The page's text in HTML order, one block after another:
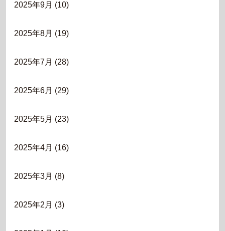
2025年9月 (10)
2025年8月 (19)
2025年7月 (28)
2025年6月 (29)
2025年5月 (23)
2025年4月 (16)
2025年3月 (8)
2025年2月 (3)